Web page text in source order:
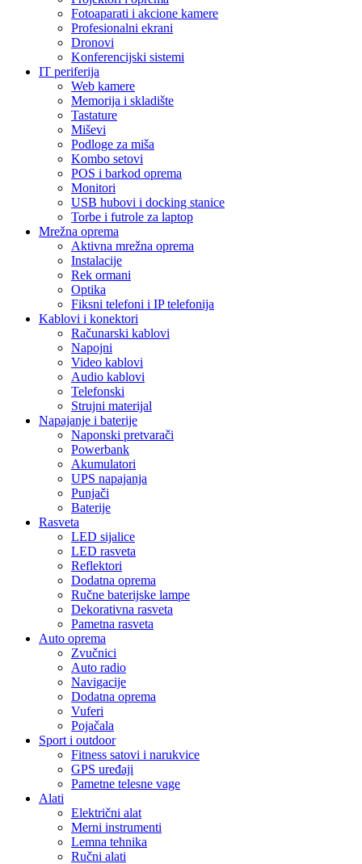
Fotoaparati i akcione kamere
Profesionalni ekrani
Dronovi
Konferencijski sistemi
IT periferija
Web kamere
Memorija i skladište
Tastature
Miševi
Podloge za miša
Kombo setovi
POS i barkod oprema
Monitori
USB hubovi i docking stanice
Torbe i futrole za laptop
Mrežna oprema
Aktivna mrežna oprema
Instalacije
Rek ormani
Optika
Fiksni telefoni i IP telefonija
Kablovi i konektori
Računarski kablovi
Napojni
Video kablovi
Audio kablovi
Telefonski
Strujni materijal
Napajanje i baterije
Naponski pretvarači
Powerbank
Akumulatori
UPS napajanja
Punjači
Baterije
Rasveta
LED sijalice
LED rasveta
Reflektori
Dodatna oprema
Ručne baterijske lampe
Dekorativna rasveta
Pametna rasveta
Auto oprema
Zvučnici
Auto radio
Navigacije
Dodatna oprema
Vuferi
Pojačala
Sport i outdoor
Fitness satovi i narukvice
GPS uređaji
Pametne telesne vage
Alati
Električni alat
Merni instrumenti
Lemna tehnika
Ručni alati